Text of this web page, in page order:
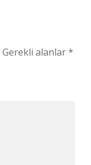
Gerekli alanlar*